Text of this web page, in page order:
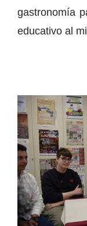
gastronomía
educativo al